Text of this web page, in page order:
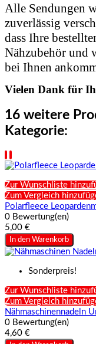
Alle Sendungen
zuverlässig
dass Ihre
Nähzubehör und
bei Ihnen
Vielen Dank für
16 weitere
Kategorie:
Zur Wunschliste
Zum Vergleich
Polarfleece
0 Bewertung(en)
5,00 €
In den Warenkorb
Sonderpreis!
Zur Wunschliste
Zum Vergleich
Nähmaschinennadeln
0 Bewertung(en)
4,60 €